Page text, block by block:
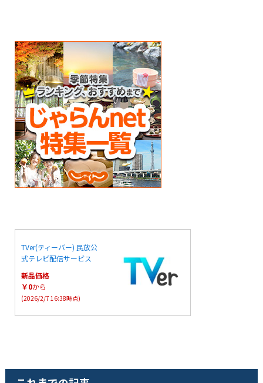
TVer(ティーバー) 民放公
式テレビ配信サービス
新品価格
￥0から
(2026/2/7 16:38時点)